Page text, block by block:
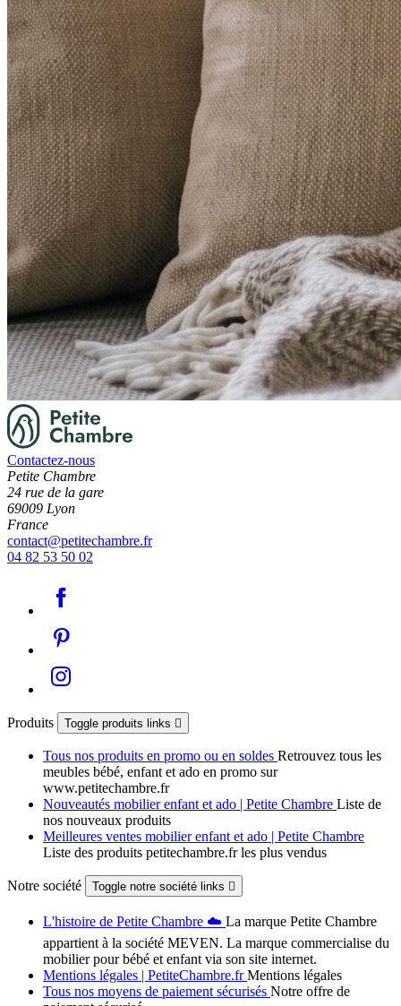
Contactez-nous
Petite Chambre
24 rue de la gare
69009 Lyon
France
contact@petitechambre.fr
04 82 53 50 02
Produits Toggle produits links 
Tous nos produits en promo ou en soldes Retrouvez tous les
meubles bébé, enfant et ado en promo sur
www.petitechambre.fr
Nouveautés mobilier enfant et ado | Petite Chambre Liste de
nos nouveaux produits
Meilleures ventes mobilier enfant et ado | Petite Chambre
Liste des produits petitechambre.fr les plus vendus
Notre société Toggle notre société links 
L'histoire de Petite Chambre ☁️ La marque Petite Chambre
appartient à la société MEVEN. La marque commercialise du
mobilier pour bébé et enfant via son site internet.
Mentions légales | PetiteChambre.frMentions légales
Tous nos moyens de paiement sécurisés Notre offre de